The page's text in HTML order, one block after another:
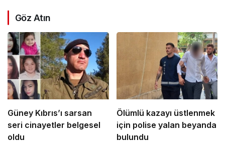
Göz Atın
Güney Kıbrıs’ı sarsan
seri cinayetler belgesel
oldu
Ölümlü kazayı üstlenmek
için polise yalan beyanda
bulundu